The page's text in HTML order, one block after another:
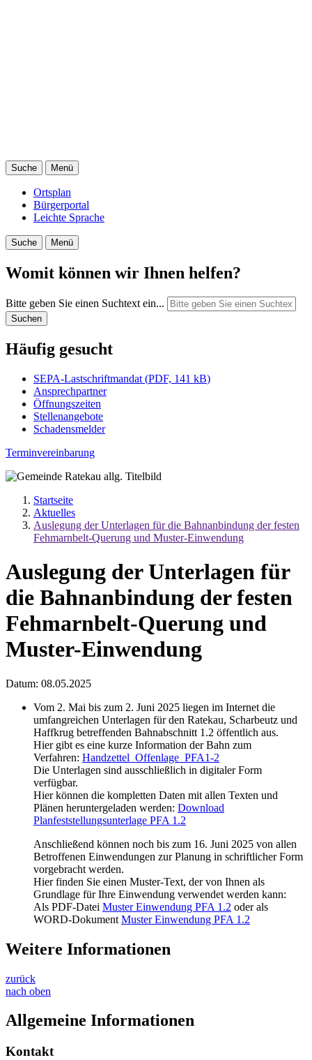
Suche Menü
Ortsplan
Bürgerportal
Leichte Sprache
Suche Menü
Womit können wir Ihnen helfen?
Bitte geben Sie einen Suchtext ein...
Suchen
Häufig gesucht
SEPA-Lastschriftmandat (PDF, 141 kB)
Ansprechpartner
Öffnungszeiten
Stellenangebote
Schadensmelder
Terminvereinbarung
Startseite
Aktuelles
Auslegung der Unterlagen für die Bahnanbindung der festen
Fehmarnbelt-Querung und Muster-Einwendung
Auslegung der Unterlagen für
die Bahnanbindung der festen
Fehmarnbelt-Querung und
Muster-Einwendung
Datum: 08.05.2025
Vom 2. Mai bis zum 2. Juni 2025 liegen im Internet die
umfangreichen Unterlagen für den Ratekau, Scharbeutz und
Haffkrug betreffenden Bahnabschnitt 1.2 öffentlich aus.
Hier gibt es eine kurze Information der Bahn zum
Verfahren: Handzettel_Offenlage_PFA1-2
Die Unterlagen sind ausschließlich in digitaler Form
verfügbar.
Hier können die kompletten Daten mit allen Texten und
Plänen heruntergeladen werden: Download
Planfeststellungsunterlage PFA 1.2
Anschließend können noch bis zum 16. Juni 2025 von allen
Betroffenen Einwendungen zur Planung in schriftlicher Form
vorgebracht werden.
Hier finden Sie einen Muster-Text, der von Ihnen als
Grundlage für Ihre Einwendung verwendet werden kann:
Als PDF-Datei Muster Einwendung PFA 1.2 oder als
WORD-Dokument Muster Einwendung PFA 1.2
Weitere Informationen
zurück
nach oben
Allgemeine Informationen
Kontakt